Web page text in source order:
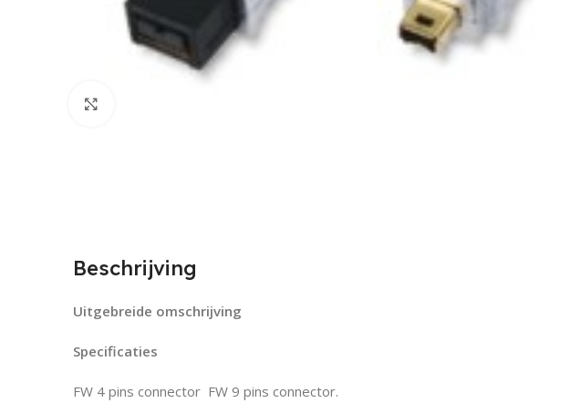
Beschrijving
Uitgebreide omschrijving
Specificaties
FW 4 pins connector  FW 9 pins connector.